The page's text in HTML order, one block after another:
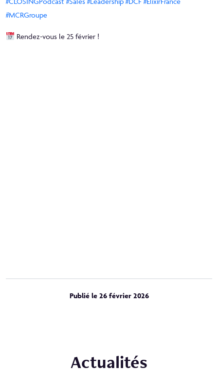
#MCRGroupe
Rendez-vous le 25 février !
Publié le 26 février 2026
Actualités